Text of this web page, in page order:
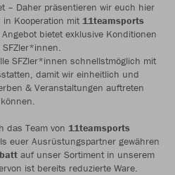
– Daher präsentieren wir euch hier
in Kooperation mit 11teamsports
bietet exklusive Konditionen
SFZler*innen schnellstmöglich mit
damit wir einheitlich und
& Veranstaltungen auftreten
können.
das Team von 11teamsports
euer Ausrüstungspartner gewähren
auf unser Sortiment in unserem
ist bereits reduzierte Ware.